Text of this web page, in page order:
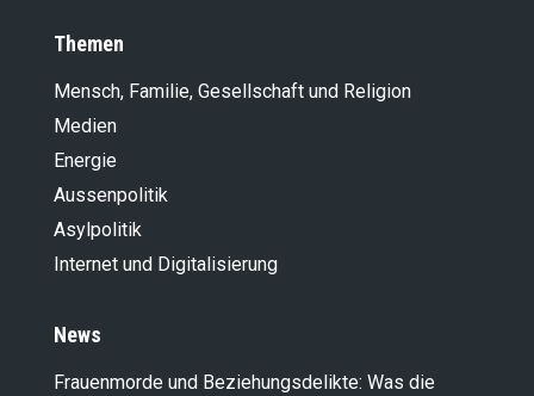
Themen
Mensch, Familie, Gesellschaft und Religion
Medien
Energie
Aussenpolitik
Asylpolitik
Internet und Digitalisierung
News
Frauenmorde und Beziehungsdelikte: Was die